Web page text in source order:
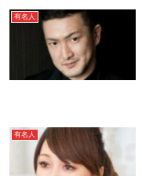
有名人
有名人